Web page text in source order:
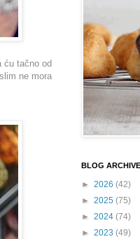
ću tačno od
ne mora
BLOG ARCHIVE
► 2026 (42)
► 2025 (75)
► 2024 (74)
► 2023 (49)